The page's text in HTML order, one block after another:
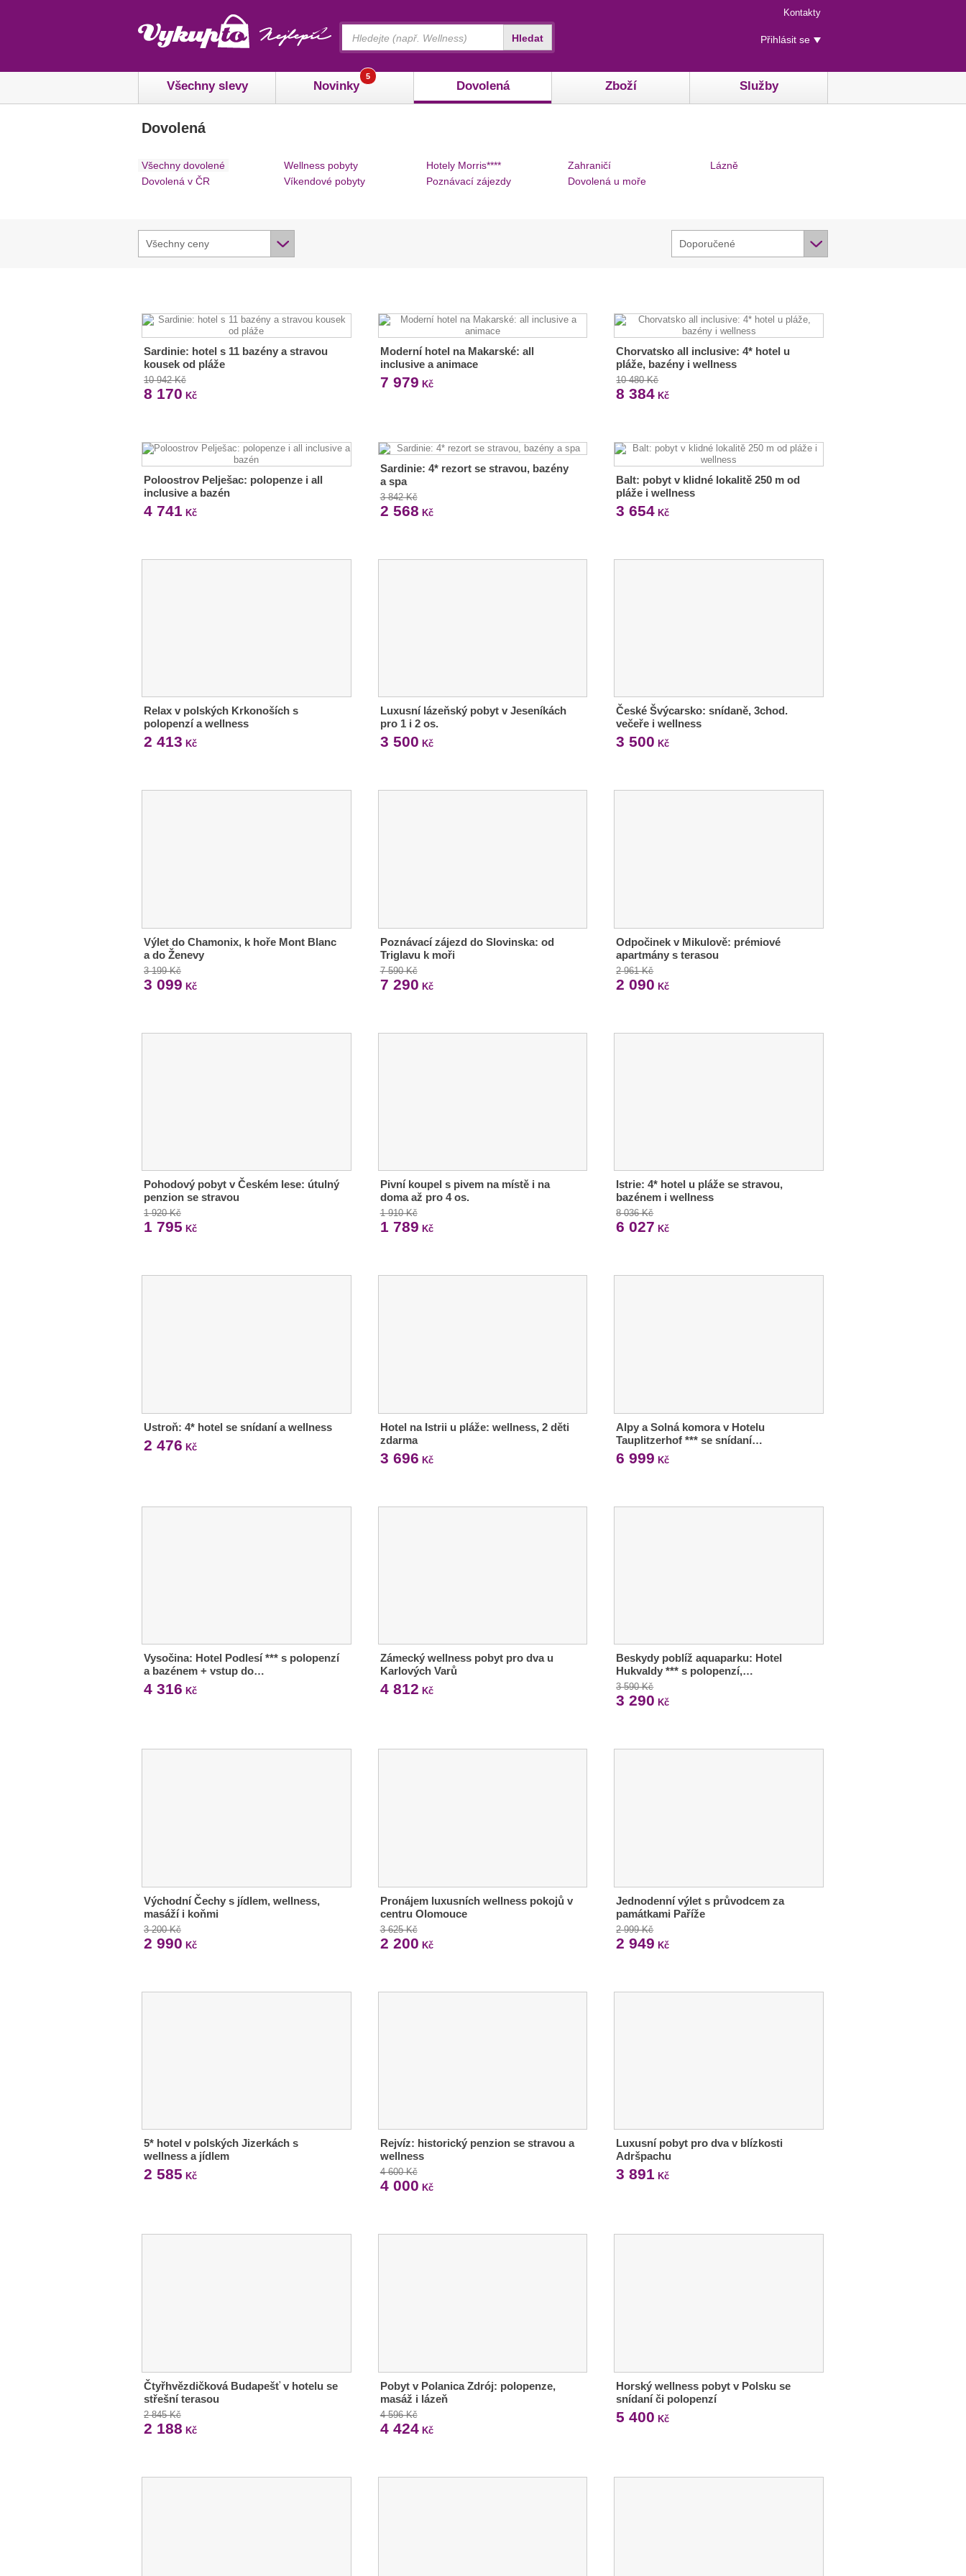
Menu
rychlého
přístupu
Kontakty
Uživatelské
menu
Přihlásit se
Všechny slevy Novinky
5
Dovolená Zboží Služby
Hledat
Dovolená
Všechny dovolené
Dovolená v ČR
Wellness pobyty
Víkendové pobyty
Hotely Morris****
Poznávací zájezdy
Zahraničí
Dovolená u moře
Lázně
Všechny ceny Doporučené
Sardinie: hotel s 11 bazény a stravou
kousek od pláže
10 942 Kč
8 170 Kč
Moderní hotel na Makarské: all
inclusive a animace
7 979 Kč
Chorvatsko all inclusive: 4* hotel u
pláže, bazény i wellness
10 480 Kč
8 384 Kč
Poloostrov Pelješac: polopenze i all
inclusive a bazén
4 741 Kč
Sardinie: 4* rezort se stravou, bazény
a spa
3 842 Kč
2 568 Kč
Balt: pobyt v klidné lokalitě 250 m od
pláže i wellness
3 654 Kč
Relax v polských Krkonoších s
polopenzí a wellness
2 413 Kč
Luxusní lázeňský pobyt v Jeseníkách
pro 1 i 2 os.
3 500 Kč
České Švýcarsko: snídaně, 3chod.
večeře i wellness
3 500 Kč
Výlet do Chamonix, k hoře Mont Blanc
a do Ženevy
3 199 Kč
3 099 Kč
Poznávací zájezd do Slovinska: od
Triglavu k moři
7 590 Kč
7 290 Kč
Odpočinek v Mikulově: prémiové
apartmány s terasou
2 961 Kč
2 090 Kč
Pohodový pobyt v Českém lese: útulný
penzion se stravou
1 920 Kč
1 795 Kč
Pivní koupel s pivem na místě i na
doma až pro 4 os.
1 910 Kč
1 789 Kč
Istrie: 4* hotel u pláže se stravou,
bazénem i wellness
8 036 Kč
6 027 Kč
Ustroň: 4* hotel se snídaní a wellness
2 476 Kč
Hotel na Istrii u pláže: wellness, 2 děti
zdarma
3 696 Kč
Alpy a Solná komora v Hotelu
Tauplitzerhof *** se snídaní…
6 999 Kč
Vysočina: Hotel Podlesí *** s polopenzí
a bazénem + vstup do…
4 316 Kč
Zámecký wellness pobyt pro dva u
Karlových Varů
4 812 Kč
Beskydy poblíž aquaparku: Hotel
Hukvaldy *** s polopenzí,…
3 590 Kč
3 290 Kč
Východní Čechy s jídlem, wellness,
masáží i koňmi
3 200 Kč
2 990 Kč
Pronájem luxusních wellness pokojů v
centru Olomouce
3 625 Kč
2 200 Kč
Jednodenní výlet s průvodcem za
památkami Paříže
2 999 Kč
2 949 Kč
5* hotel v polských Jizerkách s
wellness a jídlem
2 585 Kč
Rejvíz: historický penzion se stravou a
wellness
4 600 Kč
4 000 Kč
Luxusní pobyt pro dva v blízkosti
Adršpachu
3 891 Kč
Čtyřhvězdičková Budapešť v hotelu se
střešní terasou
2 845 Kč
2 188 Kč
Pobyt v Polanica Zdrój: polopenze,
masáž i lázeň
4 596 Kč
4 424Kč
Horský wellness pobyt v Polsku se
snídaní či polopenzí
5 400 Kč